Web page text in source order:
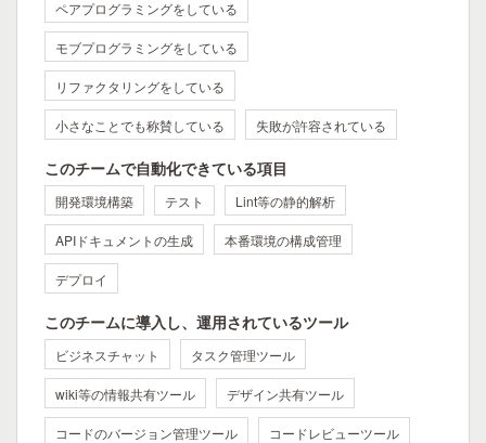
ペアプログラミングをしている
モブプログラミングをしている
リファクタリングをしている
小さなことでも称賛している 失敗が許容されている
このチームで自動化できている項目
開発環境構築 テスト Lint等の静的解析
APIドキュメントの生成 本番環境の構成管理
デプロイ
このチームに導入し、運用されているツール
ビジネスチャット タスク管理ツール
wiki等の情報共有ツール デザイン共有ツール
コードのバージョン管理ツール コードレビューツール